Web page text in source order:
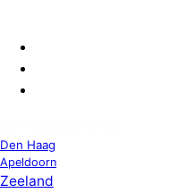
Den Haag
Apeldoorn
Zeeland